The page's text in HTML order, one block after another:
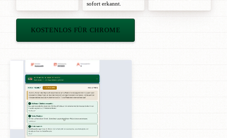
sofort erkannt.
KOSTENLOS FÜR CHROME